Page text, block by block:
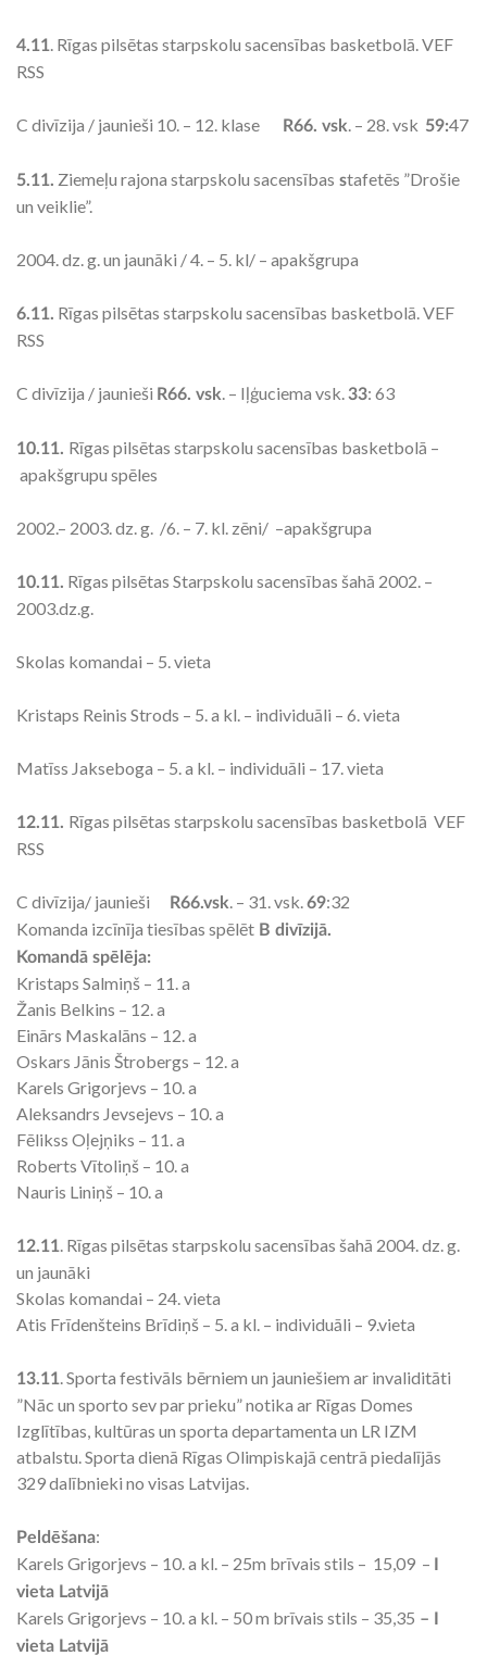
4.11. Rīgas pilsētas starpskolu sacensības basketbolā. VEF
RSS
C divīzija / jaunieši 10. – 12. klase R66. vsk. – 28. vsk 59:47
5.11. Ziemeļu rajona starpskolu sacensības stafetēs ”Drošie
un veiklie”.
2004. dz. g. un jaunāki / 4. – 5. kl/ – apakšgrupa
6.11. Rīgas pilsētas starpskolu sacensības basketbolā. VEF
RSS
C divīzija / jaunieši R66. vsk. – Iļģuciema vsk.33: 63
10.11. Rīgas pilsētas starpskolu sacensības basketbolā –
apakšgrupu spēles
2002.– 2003. dz. g. /6. – 7. kl. zēni/ –apakšgrupa
10.11. Rīgas pilsētas Starpskolu sacensības šahā 2002. –
2003.dz.g.
Skolas komandai – 5. vieta
Kristaps Reinis Strods – 5. a kl. – individuāli – 6. vieta
Matīss Jakseboga – 5. a kl. – individuāli – 17. vieta
12.11. Rīgas pilsētas starpskolu sacensības basketbolā VEF
RSS
C divīzija/ jaunieši R66.vsk. – 31. vsk.69:32
Komanda izcīnīja tiesības spēlēt B divīzijā.
Komandā spēlēja:
Kristaps Salmiņš – 11. a
Žanis Belkins – 12. a
Einārs Maskalāns – 12. a
Oskars Jānis Štrobergs – 12. a
Karels Grigorjevs – 10. a
Aleksandrs Jevsejevs – 10. a
Fēlikss Oļejņiks – 11. a
Roberts Vītoliņš – 10. a
Nauris Liniņš – 10. a
12.11. Rīgas pilsētas starpskolu sacensības šahā 2004. dz. g.
un jaunāki
Skolas komandai – 24. vieta
Atis Frīdenšteins Brīdiņš – 5. a kl. – individuāli – 9.vieta
13.11. Sporta festivāls bērniem un jauniešiem ar invaliditāti
”Nāc un sporto sev par prieku” notika ar Rīgas Domes
Izglītības, kultūras un sporta departamenta un LR IZM
atbalstu. Sporta dienā Rīgas Olimpiskajā centrā piedalījās
329 dalībnieki no visas Latvijas.
Peldēšana:
Karels Grigorjevs – 10. a kl. – 25m brīvais stils – 15,09 –
vieta Latvijā
Karels Grigorjevs – 10. a kl. – 50 m brīvais stils – 35,35 – I
vieta Latvijā